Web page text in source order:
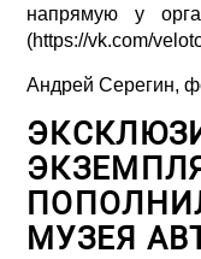
напрямую у
(https://vk.com/
Андрей Серегин,
МУЗЕЯ